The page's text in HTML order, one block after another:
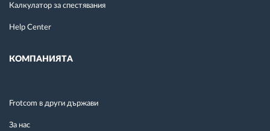
Калкулатор за спестявания
Help Center
КОМПАНИЯТА
Frotcom в други държави
За нас